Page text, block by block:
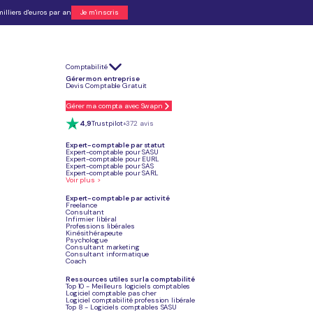
d'euros par an Je m'inscris
Comptabilité
Gérer mon entreprise
Devis Comptable Gratuit
Gérer ma compta avec Swapn
4,9Trustpilot+372 avis
Expert-comptable par statut
Expert-comptable pour SASU
Expert-comptable pour EURL
Expert-comptable pour SAS
Expert-comptable pour SARL
Voir plus >
Expert-comptable par activité
Freelance
Consultant
Infirmier libéral
Professions libérales
Kinésithérapeute
Psychologue
Consultant marketing
Consultant informatique
Coach
Ressources utiles sur la comptabilité
Top 10 - Meilleurs logiciels comptables
Logiciel comptable pas cher
Logiciel comptabilité profession libérale
Top 8 - Logiciels comptables SASU
uniquement en succursales.
et le merchandising dans ses 3 300 magasins européens.
contrats avec un apport personnel dès 80 000 €.
pour vous concentrer sur votre lancement.
Je crée mon entreprise